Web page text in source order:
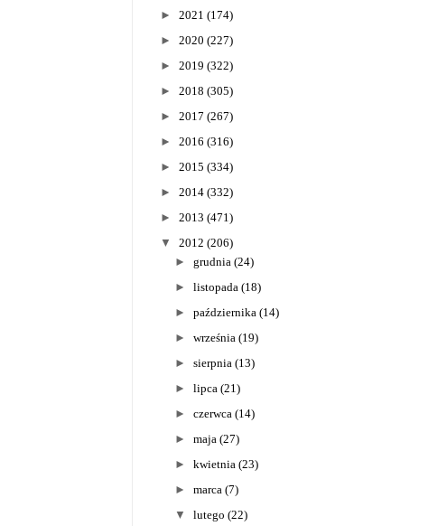
► 2021 (174)
► 2020 (227)
► 2019 (322)
► 2018 (305)
► 2017 (267)
► 2016 (316)
► 2015 (334)
► 2014 (332)
► 2013 (471)
▼
2012 (206)
► grudnia (24)
► listopada (18)
► października (14)
► września (19)
► sierpnia (13)
► lipca (21)
► czerwca (14)
► maja (27)
► kwietnia (23)
► marca (7)
▼
lutego (22)